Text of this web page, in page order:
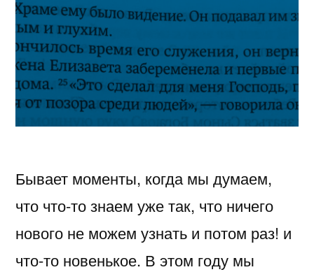
Бывает моменты, когда мы думаем,
что что-то знаем уже так, что ничего
нового не можем узнать и потом раз! и
что-то новенькое. В этом году мы